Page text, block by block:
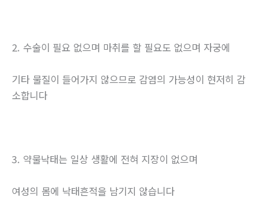
2. 수술이 필요 없으며 마취를 할 필요도 없으며 자궁에
기타 물질이 들어가지 않으므로 감염의 가능성이 현저히 감
소합니다
3. 약물낙태는 일상 생활에 전혀 지장이 없으며
여성의 몸에 낙태흔적을 남기지 않습니다